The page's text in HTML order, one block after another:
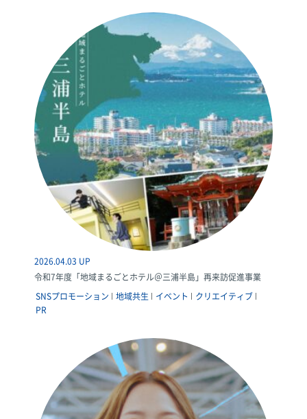
2026.04.03 UP
令和7年度「地域まるごとホテル＠三浦半島」再来訪促進事業
SNSプロモーション
地域共生 イベント
クリエイティブ
PR